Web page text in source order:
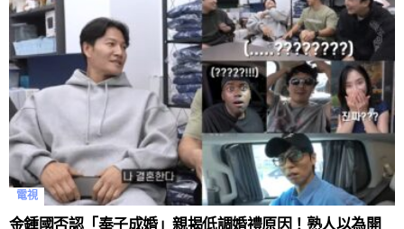
電視
金鍾國否認「奉子成婚」親揭低調婚禮原因！熟人以為開